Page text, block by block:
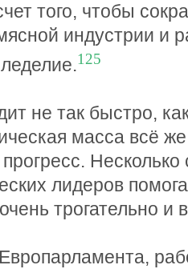
того, чтобы
индустрии и
125
не так быстро,
масса всё
лидеров
трогательно и